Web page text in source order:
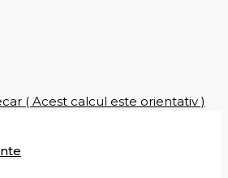
( Acest calcul este orientativ )